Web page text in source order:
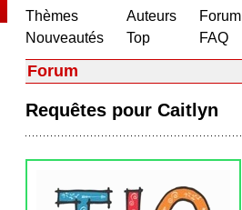
Thèmes
Nouveautés
Auteurs
Top
Forum
FAQ
Forum
Requêtes pour Caitlyn